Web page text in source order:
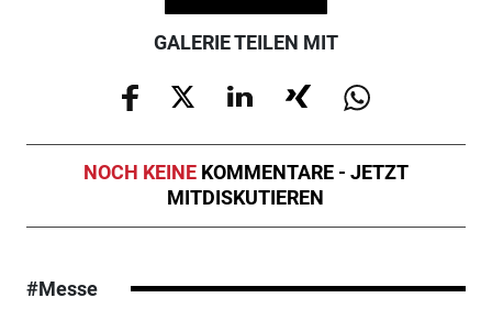
GALERIE TEILEN MIT
NOCH KEINE KOMMENTARE - JETZT
MITDISKUTIEREN
#Messe